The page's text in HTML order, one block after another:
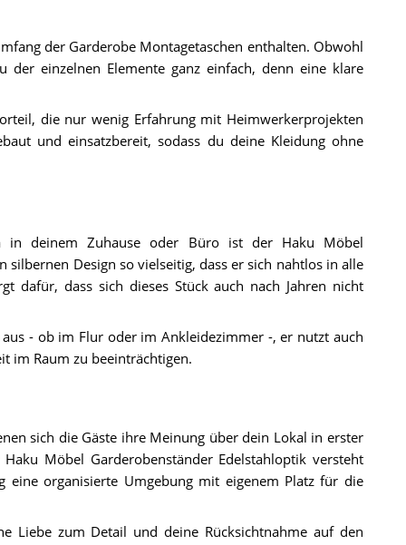
der Garderobe Montagetaschen enthalten. Obwohl
einzelnen Elemente ganz einfach, denn eine klare
die nur wenig Erfahrung mit Heimwerkerprojekten
und einsatzbereit, sodass du deine Kleidung ohne
in deinem Zuhause oder Büro ist der Haku Möbel
Design so vielseitig, dass er sich nahtlos in alle
dafür, dass sich dieses Stück auch nach Jahren nicht
- ob im Flur oder im Ankleidezimmer -, er nutzt auch
im Raum zu beeinträchtigen.
sich die Gäste ihre Meinung über dein Lokal in erster
Möbel Garderobenständer Edelstahloptik versteht
organisierte Umgebung mit eigenem Platz für die
Liebe zum Detail und deine Rücksichtnahme auf den